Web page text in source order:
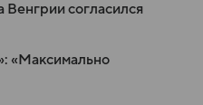
Венгрии согласился
«Максимально